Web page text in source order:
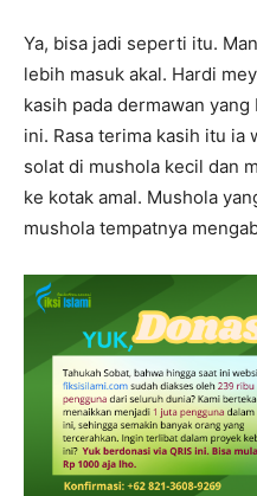
Ya, bisa jadi seperti itu.
lebih masuk akal. Hardi
kasih pada dermawan
ini. Rasa terima kasih itu
solat di mushola kecil dan
ke kotak amal. Mushola
mushola tempatnya